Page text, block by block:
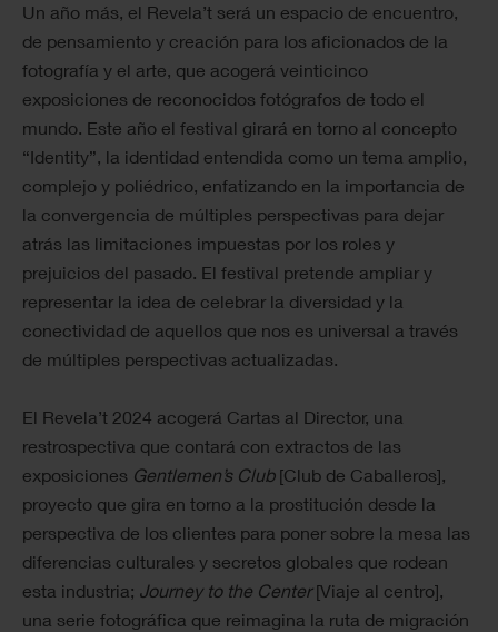
Un año más, el Revela’t será un espacio de encuentro,
de pensamiento y creación para los aficionados de la
fotografía y el arte, que acogerá veinticinco
exposiciones de reconocidos fotógrafos de todo el
mundo. Este año el festival girará en torno al concepto
“Identity”, la identidad entendida como un tema amplio,
complejo y poliédrico, enfatizando en la importancia de
la convergencia de múltiples perspectivas para dejar
atrás las limitaciones impuestas por los roles y
prejuicios del pasado. El festival pretende ampliar y
representar la idea de celebrar la diversidad y la
conectividad de aquellos que nos es universal a través
de múltiples perspectivas actualizadas.
El Revela’t 2024 acogerá Cartas al Director, una
restrospectiva que contará con extractos de las
exposiciones Gentlemen’s Club [Club de Caballeros],
proyecto que gira en torno a la prostitución desde la
perspectiva de los clientes para poner sobre la mesa las
diferencias culturales y secretos globales que rodean
esta industria; Journey to the Center[Viaje al centro],
una serie fotográfica que reimagina la ruta de migración